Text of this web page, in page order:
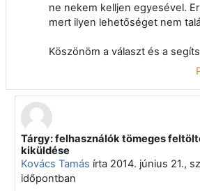
ne nekem kelljen egyesével.
mert ilyen lehetőséget nem
Köszönöm a választ és a
Válasz erre: Kovács Tamás
Tárgy: felhasználók tömeges
kiküldése
Kovács Tamás írta 2014. június 21.,
időpontban